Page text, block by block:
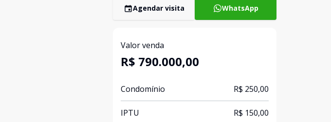
Agendar visita WhatsApp
Valor venda
R$ 790.000,00
Condomínio R$ 250,00
IPTU R$ 150,00